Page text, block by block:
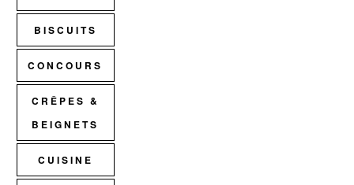
BISCUITS
CONCOURS
CRÊPES &
BEIGNETS
CUISINE